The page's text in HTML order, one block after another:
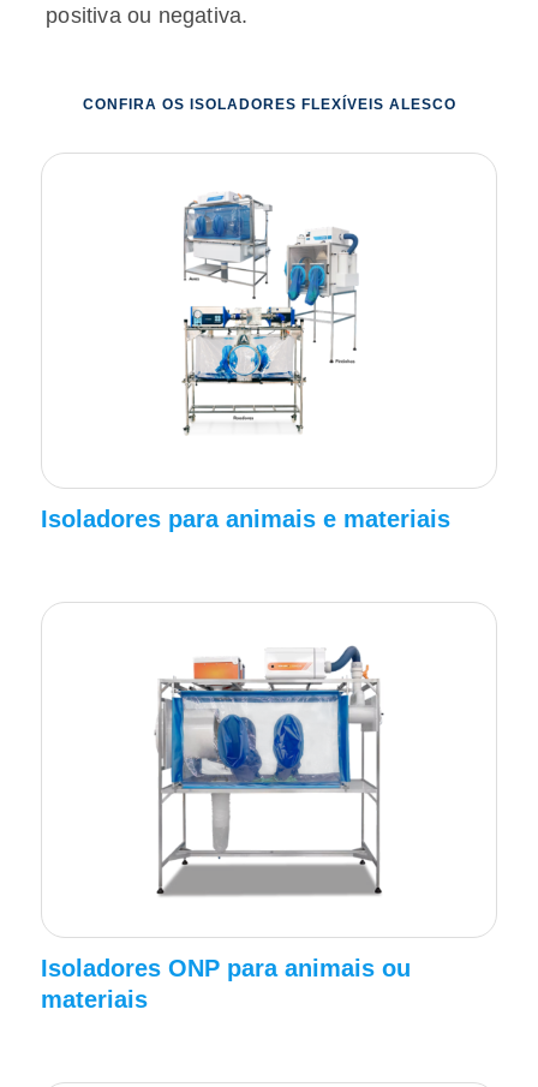
positiva ou negativa.
CONFIRA OS ISOLADORES FLEXÍVEIS ALESCO
Isoladores para animais e materiais
Isoladores ONP para animais ou
materiais